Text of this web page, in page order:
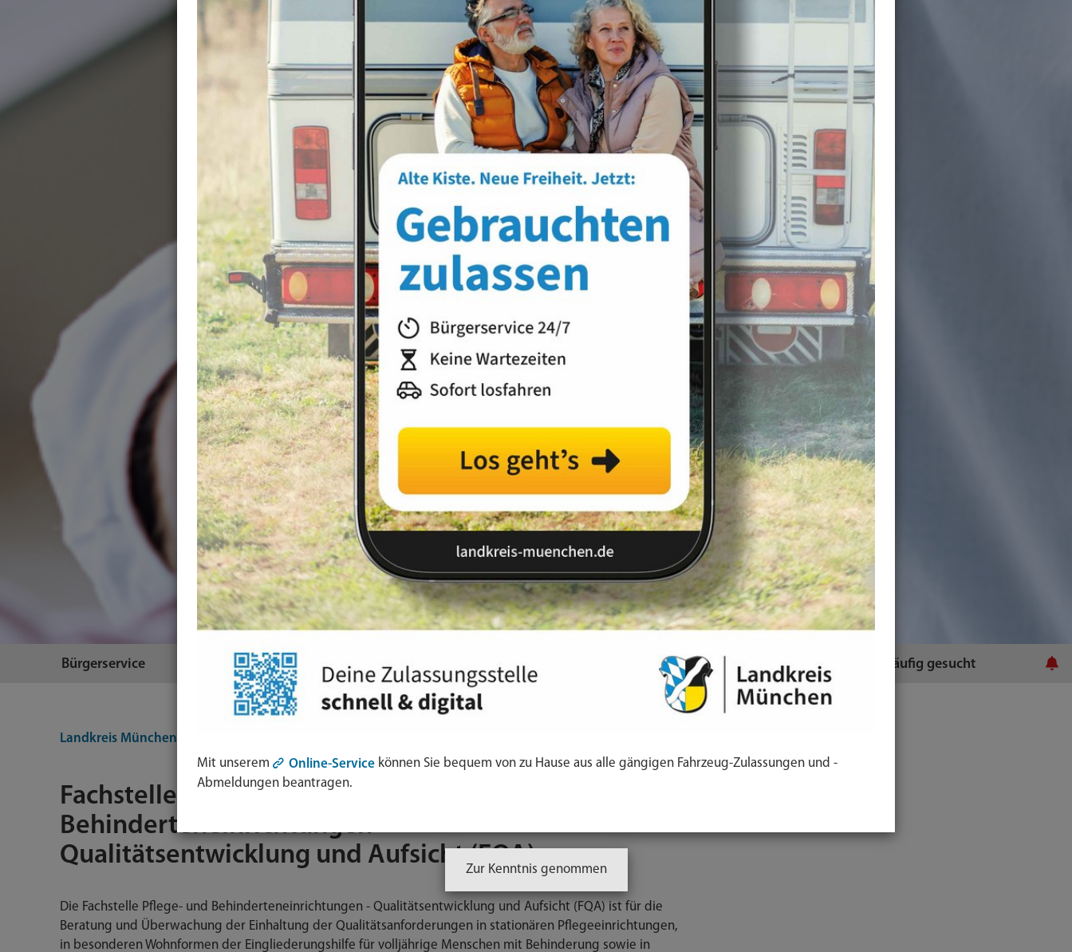
Bürgerservice Themen Landkreis Landratsamt Häufig gesucht
Landkreis München
Fachstelle für Pflege- und
Behinderteneinrichtungen -
Qualitätsentwicklung und Aufsicht (FQA)
Die Fachstelle Pflege- und Behinderteneinrichtungen - Qualitätsentwicklung und Aufsicht (FQA) ist für die
Beratung und Überwachung der Einhaltung der Qualitätsanforderungen in stationären Pflegeeinrichtungen,
in besonderen Wohnformen der Eingliederungshilfe für volljährige Menschen mit Behinderung sowie in
Mit unserem Online-Service können Sie bequem von zu Hause aus alle gängigen Fahrzeug-Zulassungen und -
Abmeldungen beantragen.
Zur Kenntnis genommen